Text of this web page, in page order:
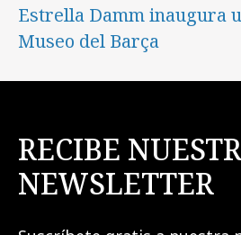
Estrella Damm inaugura
Museo del Barça
RECIBE
NEWSLETTER